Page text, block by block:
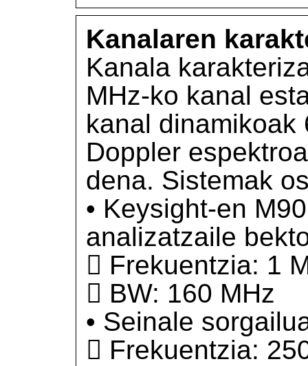
Kanalaren
Kanala
MHz-ko kanal
kanal dinamikoak
Doppler
dena. Sistemak
• Keysight-en
analizatzaile
 Frekuentzia: 1
 BW: 160 MHz
• Seinale
 Frekuentzia: